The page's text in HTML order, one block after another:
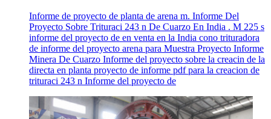
Informe de proyecto de planta de arena m. Informe Del
Proyecto Sobre Trituraci 243 n De Cuarzo En India . M 225 s
informe del proyecto de en venta en la India cono trituradora
de informe del proyecto arena para Muestra Proyecto Informe
Minera De Cuarzo Informe del proyecto sobre la creacin de la
directa en planta proyecto de informe pdf para la creacion de
trituraci 243 n Informe del proyecto de